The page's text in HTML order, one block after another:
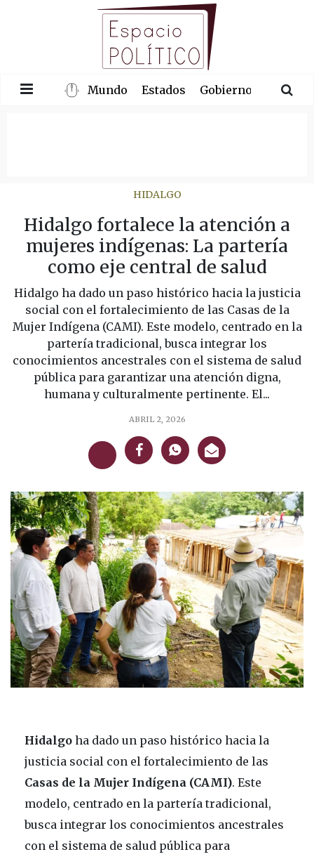
Mundo Estados Gobierno
HIDALGO
Hidalgo fortalece la atención a
mujeres indígenas: La partería
como eje central de salud
Hidalgo ha dado un paso histórico hacia la justicia
social con el fortalecimiento de las Casas de la
Mujer Indígena (CAMI). Este modelo, centrado en la
partería tradicional, busca integrar los
conocimientos ancestrales con el sistema de salud
pública para garantizar una atención digna,
humana y culturalmente pertinente. El...
ABRIL 2, 2026
Hidalgo ha dado un paso histórico hacia la
justicia social con el fortalecimiento de las
Casas de la Mujer Indígena (CAMI). Este
modelo, centrado en la partería tradicional,
busca integrar los conocimientos ancestrales
con el sistema de salud pública para